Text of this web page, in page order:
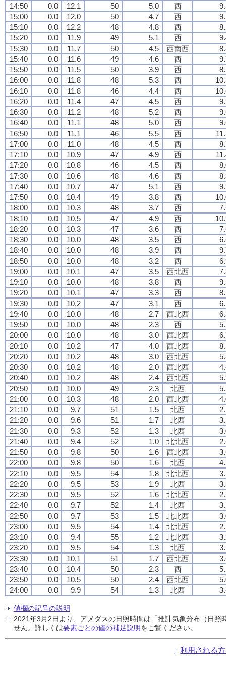
14:50 0.0 12.1 50 5.0 西
15:00
0.0 12.0 50 4.7 西
15:10
0.0 12.2 48 4.8 西
15:20
0.0 11.9 49 5.1 西
15:30
0.0 11.7 50 4.5 西南西
15:40
0.0 11.6 49 4.6 西
15:50
0.0 11.5 50 3.9 西
16:00
0.0 11.8 48 5.3 西
16:10
0.0 11.8 46 4.4 西
16:20
0.0 11.4 47 4.5 西
16:30
0.0 11.2 48 5.2 西
16:40
0.0 11.1 48 5.0 西
16:50
0.0 11.1 46 5.5 西
17:00
0.0 11.0 48 4.5 西
17:10
0.0 10.9 47 4.9 西
17:20
0.0 10.8 46 4.5 西
17:30
0.0 10.6 48 4.6 西
17:40
0.0 10.7 47 5.1 西
17:50
0.0 10.4 49 3.8 西
18:00
0.0 10.3 48 3.7 西
18:10
0.0 10.5 47 4.9 西
18:20
0.0 10.3 47 3.6 西
18:30
0.0 10.0 48 3.5 西
18:40
0.0 10.0 48 3.9 西
18:50
0.0 10.0 48 3.2 西
19:00
0.0 10.1 47 3.5 西北西
19:10
0.0 10.0 48 3.8 西
19:20
0.0 10.1 47 3.3 西
19:30
0.0 10.2 47 3.1 西
19:40
0.0 10.0 48 2.7 西北西
19:50
0.0 10.0 48 2.3 西
20:00
0.0 10.0 48 3.0 西北西
20:10
0.0 10.2 47 4.0 西北西
20:20
0.0 10.2 48 3.0 西北西
20:30
0.0 10.2 48 2.0 西北西
20:40
0.0 10.2 48 2.4 西北西
20:50
0.0 10.0 49 2.3 北西
21:00
0.0 10.3 48 2.0 西北西
21:10
0.0 9.7 51 1.5 北西
21:20
0.0 9.6 51 1.7 北西
21:30
0.0 9.3 52 1.3 北西
21:40
0.0 9.4 52 1.0 北北西
21:50
0.0 9.8 50 1.6 西北西
22:00
0.0 9.8 50 1.6 北西
22:10
0.0 9.5 54 1.8 北北西
22:20
0.0 9.5 53 1.9 北西
22:30
0.0 9.5 52 1.6 北北西
22:40
0.0 9.7 52 1.4 北西
22:50
0.0 9.7 53 1.5 北北西
23:00
0.0 9.5 54 1.4 北北西
23:10
0.0 9.4 55 1.2 北北西
23:20
0.0 9.5 54 1.3 北西
23:30
0.0 10.1 51 1.7 西北西
23:40
0.0 10.4 50 2.3 西
23:50
0.0 10.5 50 2.4 西北西
24:00
0.0 9.9 54 1.3 北西
値欄の記号の説明
2021年3月2日より、アメダスの日照時間は「推計気象分布（日
せん。詳しくは要素ごとの値の補足説明をご覧ください。
利用される